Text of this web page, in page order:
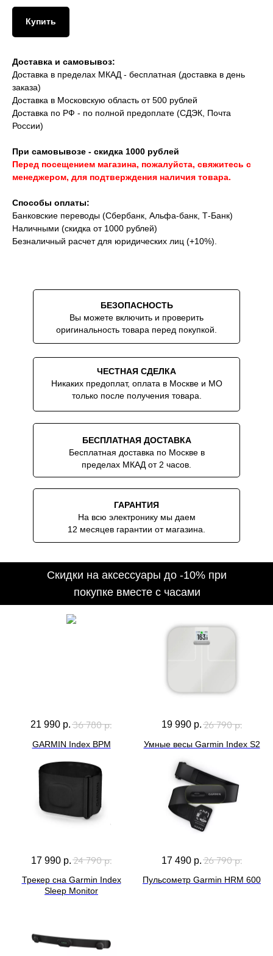
Купить
Доставка и самовывоз:
Доставка в пределах МКАД - бесплатная (доставка в день
заказа)
Доставка в Московскую область от 500 рублей
Доставка по РФ - по полной предоплате (СДЭК, Почта
России)
При самовывозе - скидка 1000 рублей
Перед посещением магазина, пожалуйста, свяжитесь с
менеджером, для подтверждения наличия товара.
Способы оплаты:
Банковские переводы (Сбербанк, Альфа-банк, Т-Банк)
Наличными (скидка от 1000 рублей)
Безналичный расчет для юридических лиц (+10%).
БЕЗОПАСНОСТЬ
Вы можете включить и проверить
оригинальность товара перед покупкой.
ГАРАНТИЯ
На всю электронику мы даем
12 месяцев гарантии от магазина.
БЕСПЛАТНАЯ ДОСТАВКА
Бесплатная доставка по Москве в
пределах МКАД от 2 часов.
ЧЕСТНАЯ СДЕЛКА
Никаких предоплат, оплата в Москве и МО
только после получения товара.
21 990 р. 36 780 р.
GARMIN Index BPM
19 990 р. 26 790 р.
Умные весы Garmin Index S2
17 990 р. 24 790 р.
Трекер сна Garmin Index
Sleep Monitor
17 490 р. 26 790 р.
Пульсометр Garmin HRM 600